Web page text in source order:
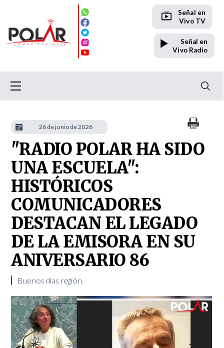
Señal en
Vivo TV
Señal en
Vivo Radio
"RADIO POLAR HA SIDO
UNA ESCUELA":
HISTÓRICOS
COMUNICADORES
DESTACAN EL LEGADO
DE LA EMISORA EN SU
ANIVERSARIO 86
Buenos días región.
26 de junio de 2026